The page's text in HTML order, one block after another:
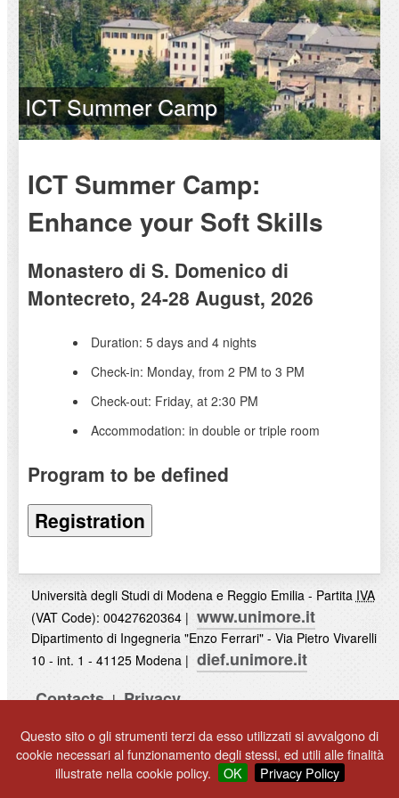
ICT Summer Camp
ICT Summer Camp:
Enhance your Soft Skills
Monastero di S. Domenico di
Montecreto, 24-28 August, 2026
Duration: 5 days and 4 nights
Check-in: Monday, from 2 PM to 3 PM
Check-out: Friday, at 2:30 PM
Accommodation: in double or triple room
Program to be defined
Registration
Università degli Studi di Modena e Reggio Emilia - Partita IVA
(VAT Code): 00427620364 | www.unimore.it
Dipartimento di Ingegneria "Enzo Ferrari" - Via Pietro Vivarelli
10 - int. 1 - 41125 Modena | dief.unimore.it
Contacts | Privacy
© 2017 UNIMORE
Questo sito o gli strumenti terzi da esso utilizzati si avvalgono di
cookie necessari al funzionamento degli stessi, ed utili alle finalità
illustrate nella cookie policy.
OK Privacy Policy